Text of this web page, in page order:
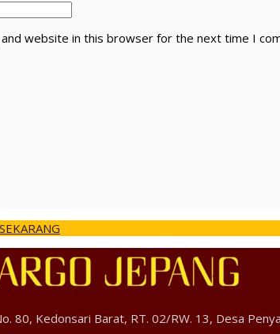
and website in this browser for the next time I
80, Kedonsari Barat, RT. 02/RW. 13, Desa